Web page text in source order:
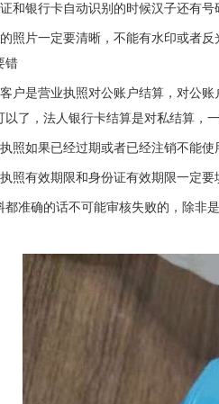
和银行卡自动识别的时候汉子还有
照片一定要清晰，不能有水印或者
错
户是营业执照对公账户结算，对公
以了，法人银行卡结算是对私结算，
照如果已经过期或者已经注销不能使
照有效期限和身份证有效期限一定
都准确的话不可能审核失败的，除非